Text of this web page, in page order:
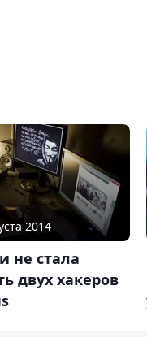
2014
не стала
двух хакеров